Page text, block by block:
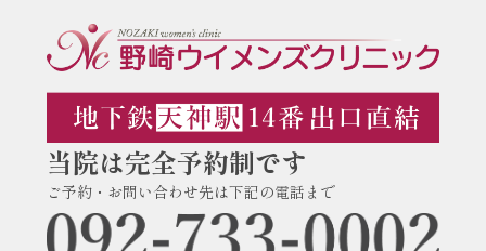
当院は完全予約制です
ご予約・お問い合わせ先は下記の電話まで